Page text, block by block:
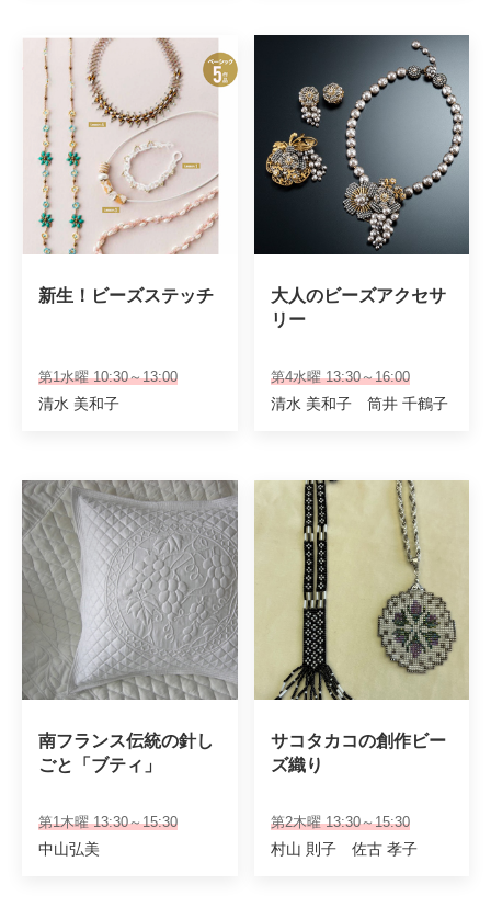
新生！ビーズステッチ
第1水曜 10:30～13:00
清水 美和子
大人のビーズアクセサ
リー
第4水曜 13:30～16:00
清水 美和子 筒井 千鶴子
南フランス伝統の針し
ごと「ブティ」
第1木曜 13:30～15:30
中山弘美
サコタカコの創作ビー
ズ織り
第2木曜 13:30～15:30
村山 則子 佐古 孝子